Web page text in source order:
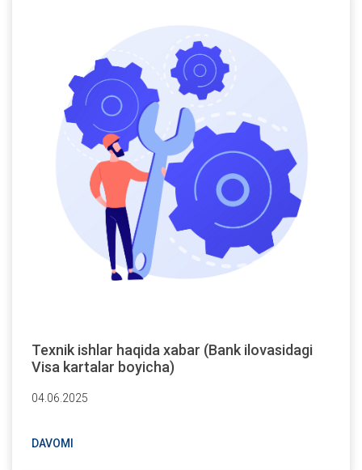
Texnik ishlar haqida xabar (Bank ilovasidagi
Visa kartalar boyicha)
04.06.2025
DAVOMI